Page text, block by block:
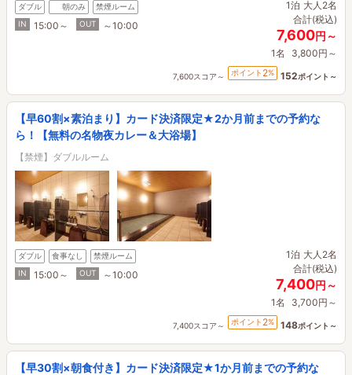
ダブル 朝のみ
禁煙ルーム
IN
15:00～ OUT ～10:00
1泊 大人2名
合計(税込)
7,600円～
1名 3,800円～
7,600スコア～ ポイント 2% 152ポイント～
【早60割×素泊まり】カード決済限定★2か月前までの予約な
ら！【無料の名物夜カレー＆大浴場】
【禁煙】ダブルルーム
ダブル 食事なし
禁煙ルーム
IN
15:00～ OUT ～10:00
1泊 大人2名
合計(税込)
7,400円～
1名 3,700円～
7,400スコア～ ポイント 2% 148ポイント～
【早30割×朝食付き】カード決済限定★1か月前までの予約な